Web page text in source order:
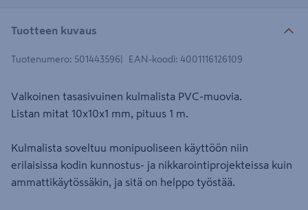
Tuotteen kuvaus
Tuotenumero: 501443596 EAN-koodi: 4001116126109
Valkoinen tasasivuinen kulmalista PVC-muovia.
Listan mitat 10x10x1 mm, pituus 1 m.
Kulmalista soveltuu monipuoliseen käyttöön niin
erilaisissa kodin kunnostus- ja nikkarointiprojekteissa kuin
ammattikäytössäkin, ja sitä on helppo työstää.